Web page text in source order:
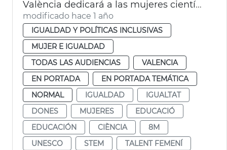
València dedicará a las mujeres científicas el 8M de 2025
modificado hace 1 año
IGUALDAD Y POLÍTICAS INCLUSIVAS
MUJER E IGUALDAD
TODAS LAS AUDIENCIAS
VALENCIA
EN PORTADA
EN PORTADA TEMÁTICA
NORMAL
IGUALDAD
IGUALTAT
DONES
MUJERES
EDUCACIÓ
EDUCACIÓN
CIÈNCIA
8M
UNESCO
STEM
TALENT FEMENÍ